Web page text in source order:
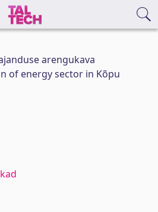
arengukava
of energy sector in Kõpu